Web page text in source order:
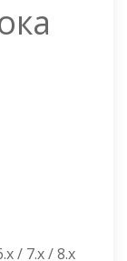
/ 7.x / 8.x